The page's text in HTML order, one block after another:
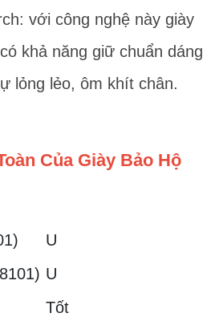
với công nghệ này giày
khả năng giữ chuẩn dáng
lỏng lẻo, ôm khít chân.
Của Giày Bảo Hộ
U
U
Tốt